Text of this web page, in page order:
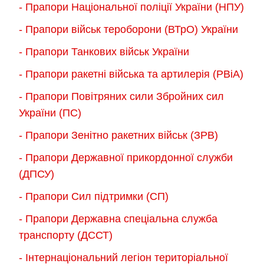
- Прапори Національної поліції України (НПУ)
- Прапори військ тероборони (ВТрО) України
- Прапори Танкових військ України
- Прапори ракетні війська та артилерія (РВіА)
- Прапори Повітряних сили Збройних сил
України (ПС)
- Прапори Зенітно ракетних військ (ЗРВ)
- Прапори Державної прикордонної служби
(ДПСУ)
- Прапори Сил підтримки (СП)
- Прапори Державна спеціальна служба
транспорту (ДССТ)
- Інтернаціональний легіон територіальної